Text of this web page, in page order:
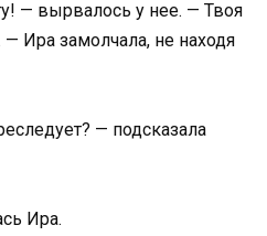
— вырвалось у нее. — Твоя
Ира замолчала, не находя
— подсказала
Ира.